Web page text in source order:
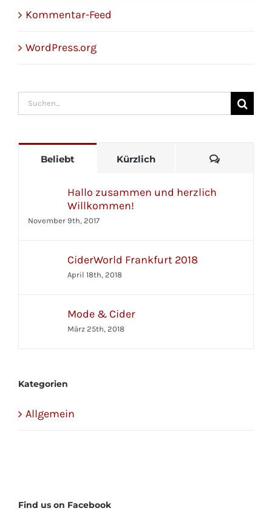
Kommentar-Feed
WordPress.org
Suche
Beliebt Kürzlich
Hallo zusammen und herzlich
Willkommen!
November 9th, 2017
CiderWorld Frankfurt 2018
April 18th, 2018
Mode & Cider
März 25th, 2018
Kategorien
Allgemein
Find us on Facebook